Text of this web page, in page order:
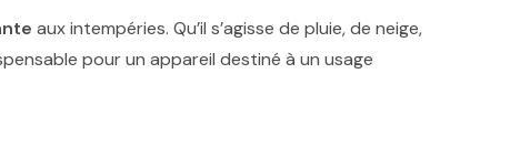
aux intempéries. Qu’il s’agisse de pluie, de neige,
pour un appareil destiné à un usage